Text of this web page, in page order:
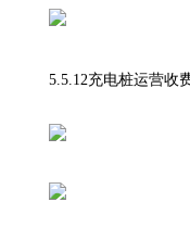
5.5.12充电桩运营收